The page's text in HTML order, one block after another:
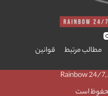
مطالب مرتبط قوانین